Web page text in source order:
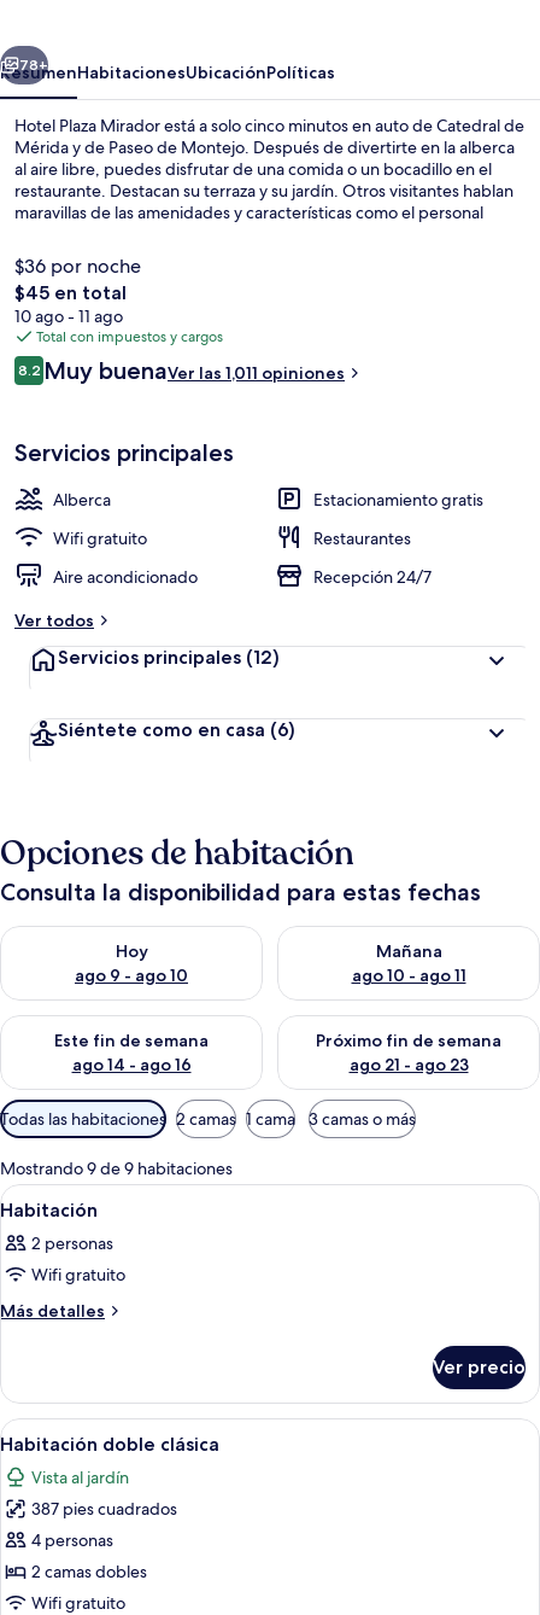
Siguiente
78+
ResumenHabitacionesUbicaciónPolíticas
Hotel Plaza Mirador está a solo cinco minutos en auto de Catedral de
Mérida y de Paseo de Montejo. Después de divertirte en la alberca
al aire libre, puedes disfrutar de una comida o un bocadillo en el
restaurante. Destacan su terraza y su jardín. Otros visitantes hablan
maravillas de las amenidades y características como el personal
$36 por noche
El
precio
total
es
de
$45 en total
10 ago - 11 ago
Total con impuestos y cargos
Opiniones
8.28.2 de 10,
Muy buenaVer las 1,011 opiniones
Servicios principales
Alberca
Estacionamiento gratis
Wifi gratuito
Restaurantes
Aire acondicionado
Recepción 24/7
Ver todos
Servicios principales (12)
Siéntete como en casa (6)
Opciones de habitación
Consulta la disponibilidad para estas fechas
Hoy
ago 9 - ago 10
Consulta la disponibilidad para hoy ago 9 - ago 10
Mañana
ago 10 - ago 11
Consulta la disponibilidad
Este fin de semana
ago 14 - ago 16
Consulta la disponibilidad para este fin de semana ago 14 -
Próximo fin de semana
ago 21 - ago 23
Consulta la disponibilidad
Filtros
disponibles
para
las
habitaciones
Todas las habitaciones 2 camas 1 cama 3 camas o más
Mostrando 9 de 9 habitaciones
Abrir
todas
las
fotos
de
Una habitación de hotel con una
11
Habitación
2 personas
Wifi gratuito
Más detalles
Más
Ver precio
Abrir
todas
las
fotos
de
Habitación
doble
Habitación de hotel con dos camas,
8
Habitación doble clásica
Vista al jardín
387 pies cuadrados
4 personas
2 camas dobles
Wifi gratuito